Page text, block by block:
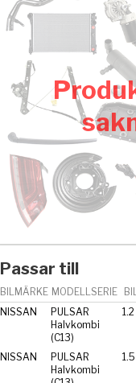
Passar till
BILMÄRKE MODELLSERIE
NISSAN
PULSAR
Halvkombi
(C13)
NISSAN
PULSAR
Halvkombi